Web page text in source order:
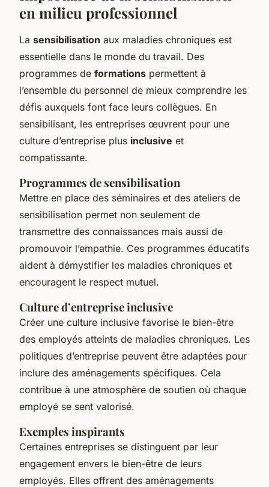
en milieu professionnel
La sensibilisation aux maladies chroniques est
essentielle dans le monde du travail. Des
programmes de formations permettent à
l’ensemble du personnel de mieux comprendre les
défis auxquels font face leurs collègues. En
sensibilisant, les entreprises œuvrent pour une
culture d’entreprise plus inclusive et
compatissante.
Programmes de sensibilisation
Mettre en place des séminaires et des ateliers de
sensibilisation permet non seulement de
transmettre des connaissances mais aussi de
promouvoir l’empathie. Ces programmes éducatifs
aident à démystifier les maladies chroniques et
encouragent le respect mutuel.
Culture d’entreprise inclusive
Créer une culture inclusive favorise le bien-être
des employés atteints de maladies chroniques. Les
politiques d’entreprise peuvent être adaptées pour
inclure des aménagements spécifiques. Cela
contribue à une atmosphère de soutien où chaque
employé se sent valorisé.
Exemples inspirants
Certaines entreprises se distinguent par leur
engagement envers le bien-être de leurs
employés. Elles offrent des aménagements